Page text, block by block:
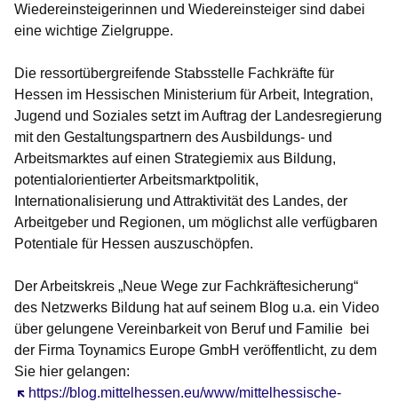
Wiedereinsteigerinnen und Wiedereinsteiger sind dabei
eine wichtige Zielgruppe.
Die ressortübergreifende Stabsstelle Fachkräfte für
Hessen im Hessischen Ministerium für Arbeit, Integration,
Jugend und Soziales setzt im Auftrag der Landesregierung
mit den Gestaltungspartnern des Ausbildungs- und
Arbeitsmarktes auf einen Strategiemix aus Bildung,
potentialorientierter Arbeitsmarktpolitik,
Internationalisierung und Attraktivität des Landes, der
Arbeitgeber und Regionen, um möglichst alle verfügbaren
Potentiale für Hessen auszuschöpfen.
Der Arbeitskreis „Neue Wege zur Fachkräftesicherung“
des Netzwerks Bildung hat auf seinem Blog u.a. ein Video
über gelungene Vereinbarkeit von Beruf und Familie bei
der Firma Toynamics Europe GmbH veröffentlicht, zu dem
Sie hier gelangen:
https://blog.mittelhessen.eu/www/mittelhessische-
Öffnet sich in einem neuen Fenster